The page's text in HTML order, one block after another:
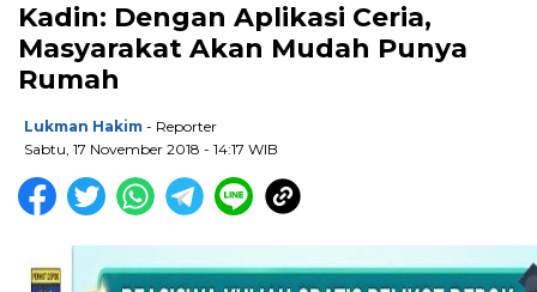
Kadin: Dengan Aplikasi Ceria,
Masyarakat Akan Mudah Punya
Rumah
Lukman Hakim - Reporter
Sabtu, 17 November 2018 - 14:17 WIB